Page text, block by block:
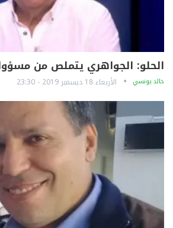
الحلو: الجواهري يتملص من
خالد يونسي الأربعاء 18 ديسمبر 2019 - 23:30